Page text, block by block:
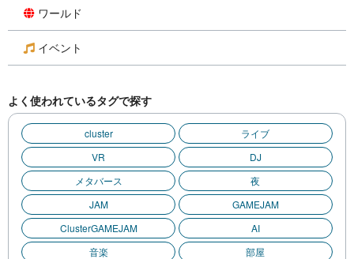
ワールド
イベント
よく使われているタグで探す
cluster
ライブ
VR
DJ
メタバース
夜
JAM
GAMEJAM
ClusterGAMEJAM
AI
音楽
部屋